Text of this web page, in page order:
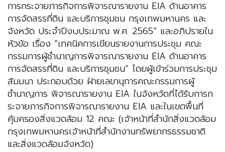
การกระจายภารกิจการพิจารณารายงาน EIA ด้านอาคาร
การจัดสรรที่ดิน และบริการชุมชน กรุงเทพมหานคร และ
จังหวัด ประจำปีงบประมาณ พ.ศ. 2565” และอภิปรายใน
หัวข้อ เรื่อง “เทคนิคการเขียนรายงานการประชุม คณะ
กรรมการผู้ชำนาญการพิจารณารายงาน EIA ด้านอาคาร
การจัดสรรที่ดิน และบริการชุมชน” โดยผู้เข้าร่วมการประชุม
สัมมนา ประกอบด้วย ฝ่ายเลขานุการคณะกรรมการผู้
ชำนาญการ พิจารณารายงาน EIA ในจังหวัดที่ได้รับการก
ระจายภารกิจการพิจารณารายงาน EIA และในเขตพื้นที่
คุ้มครองสิ่งแวดล้อม 12 คณะ (เจ้าหน้าที่สำนักสิ่งแวดล้อม
กรุงเทพมหานครเจ้าหน้าที่สำนักงานทรัพยากรธรรมชาติ
และสิ่งแวดล้อมจังหวัด)